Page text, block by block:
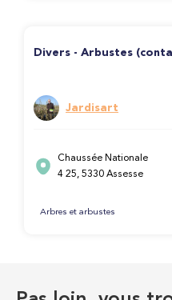
Divers - Arbustes
Jardisart
Chaussée Nationale
4 25, 5330 Assesse
Arbres et arbustes